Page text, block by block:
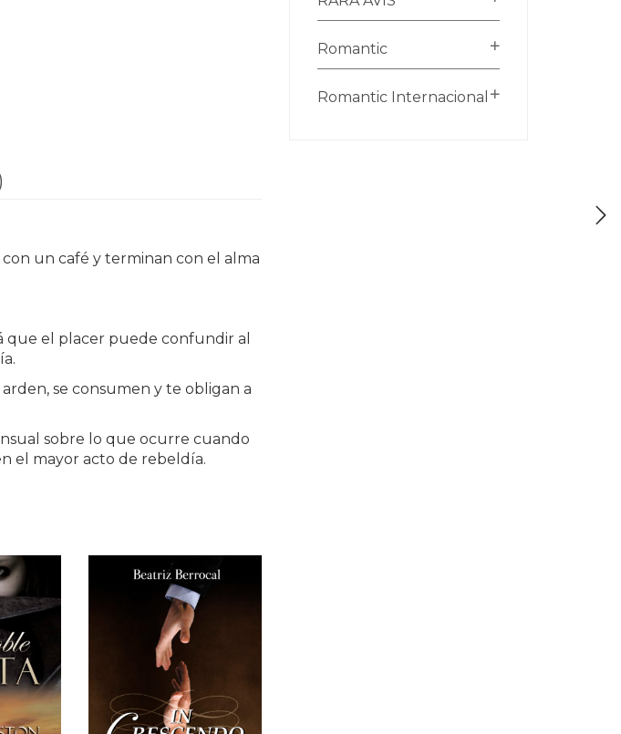
un café y terminan con el alma
que el placer puede confundir al
se consumen y te obligan a
sobre lo que ocurre cuando
el mayor acto de rebeldía.
Romantic
Romantic Internacional